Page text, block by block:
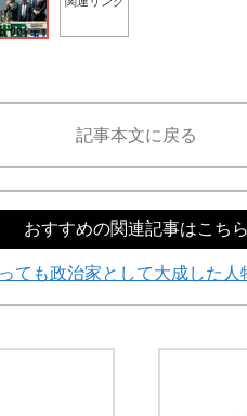
記事本文に戻る
おすすめの関連記事はこちら
ても政治家として大成した